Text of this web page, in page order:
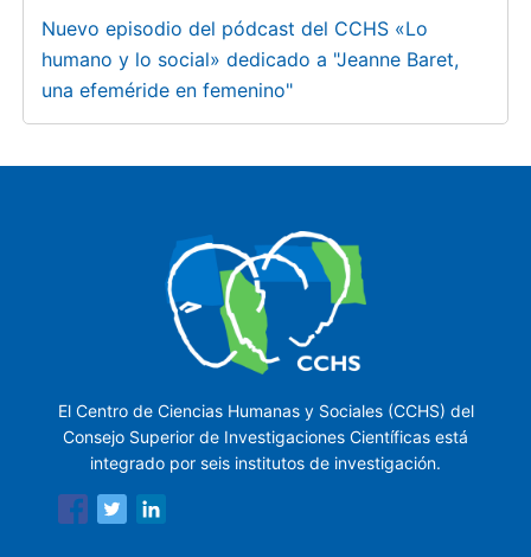
Nuevo episodio del pódcast del CCHS «Lo
humano y lo social» dedicado a "Jeanne Baret,
una efeméride en femenino"
El Centro de Ciencias Humanas y Sociales (CCHS) del
Consejo Superior de Investigaciones Científicas está
integrado por seis institutos de investigación.